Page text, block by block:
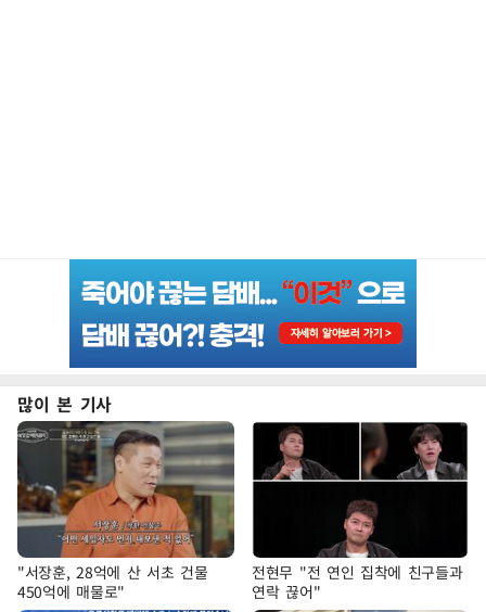
많이 본 기사
"서장훈, 28억에 산 서초 건물
450억에 매물로"
전현무 "전 연인 집착에 친구들과
연락 끊어"